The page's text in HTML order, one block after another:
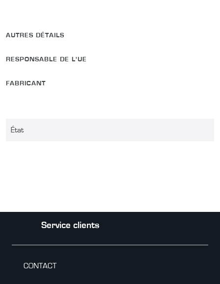
AUTRES DÉTAILS
RESPONSABLE DE L'UE
FABRICANT
État
Service clients
CONTACT